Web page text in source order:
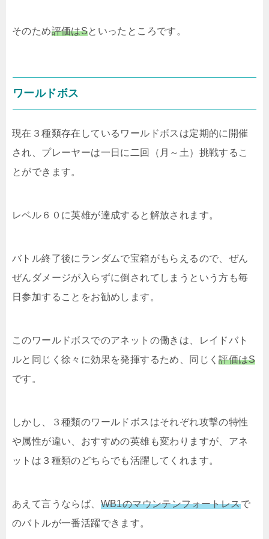
そのため評価はSといったところです。
ワールドボス
現在３種類存在しているワールドボスは定期的に開催
され、プレーヤーは一日に二回（月～土）挑戦するこ
とができます。
レベル６０に英雄が達成すると解放されます。
バトル終了後にランダムで宝箱がもらえるので、ぜん
ぜんダメージが入らずに倒されてしまうという方も毎
日参加することをお勧めします。
このワールドボスでのアネットの働きは、レイドバト
ルと同じく徐々に効果を発揮するため、同じく評価はS
です。
しかし、３種類のワールドボスはそれぞれ攻撃の特性
や属性が違い、おすすめの英雄も変わりますが、アネ
ットは３種類のどちらでも活躍してくれます。
あえて言うならば、 WB1のマウンテンフォートレスで
のバトルが一番活躍できます。